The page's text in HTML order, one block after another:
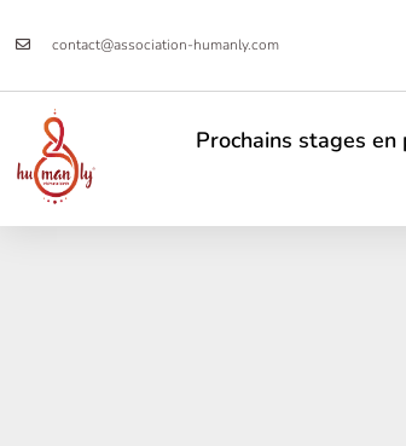
contact@association-humanly.com
Prochains stages